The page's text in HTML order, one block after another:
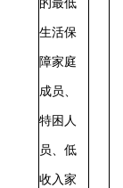
的最低
生活保
障家庭
成员、
特困人
员、低
收入家